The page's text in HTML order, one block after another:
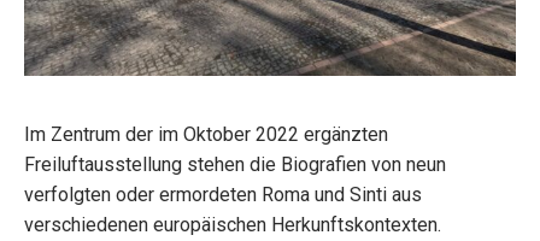
Im Zentrum der im Oktober 2022 ergänzten
Freiluftausstellung stehen die Biografien von neun
verfolgten oder ermordeten Roma und Sinti aus
verschiedenen europäischen Herkunftskontexten.